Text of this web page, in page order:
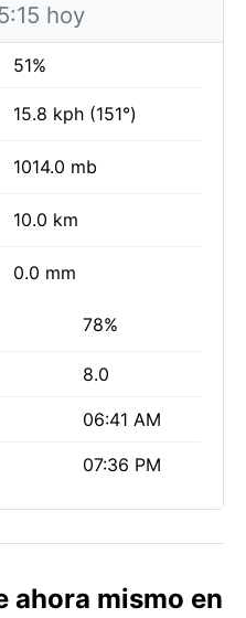
hoy
51%
15.8 kph (151°)
1014.0 mb
10.0 km
0.0 mm
78%
8.0
06:41 AM
07:36 PM
ahora mismo en